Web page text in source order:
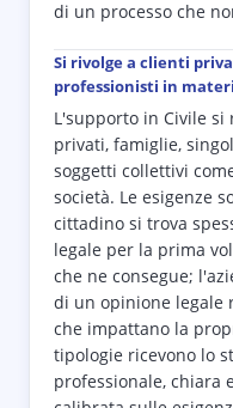
di un processo che
Si rivolge a clienti
professionisti in
L'supporto in Civile
privati, famiglie,
soggetti collettivi
società. Le esigenze
cittadino si trova
legale per la prima
che ne consegue;
di un opinione legale
che impattano la
tipologie ricevono lo
professionale, chiara